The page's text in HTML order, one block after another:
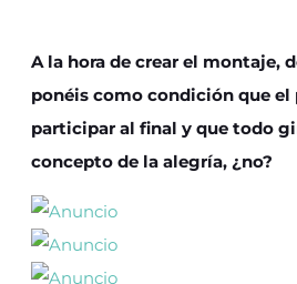
A la hora de crear el montaje,
ponéis como condición que el
participar al final y que todo
concepto de la alegría, ¿no?